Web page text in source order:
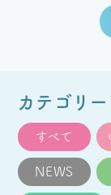
カテゴリー
すべて
NEWS